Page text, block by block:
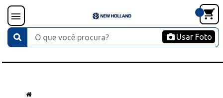
Usar Foto